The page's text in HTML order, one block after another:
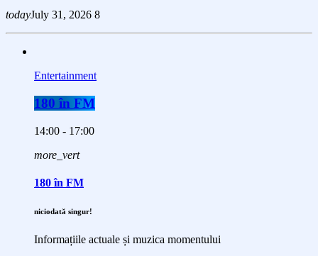
todayJuly 31, 2026 8
Entertainment
180 în FM
14:00 - 17:00
more_vert
180 în FM
niciodată singur!
Informațiile actuale și muzica momentului